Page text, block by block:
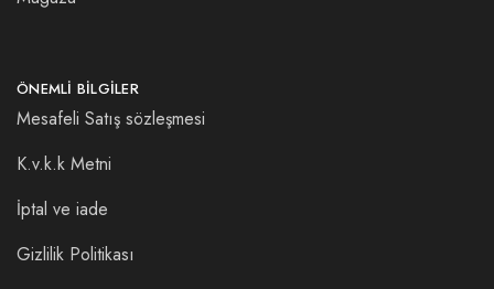
ÖNEMLI BILGILER
Mesafeli Satış sözleşmesi
K.v.k.k Metni
İptal ve iade
Gizlilik Politikası